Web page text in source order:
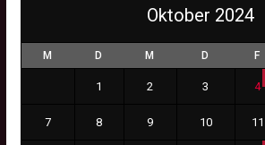
Oktober 2024
M D M D F
1 2 3 4
7 8 9 10 11